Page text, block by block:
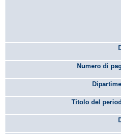
Numero di
Titolo del